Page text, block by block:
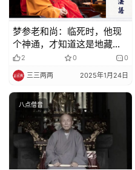
艺
术
政
策
法
规
免
责
梦参老和尚：临死时，他现
个神通，才知道这是地藏王
菩萨的化身
2 0 0
三三两两 2025年1月24日
八点僧音